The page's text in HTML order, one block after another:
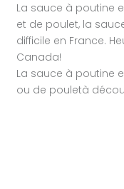
La sauce à poutine
et de poulet, la
difficile en France.
Canada!
La sauce à poutine
ou de pouletà